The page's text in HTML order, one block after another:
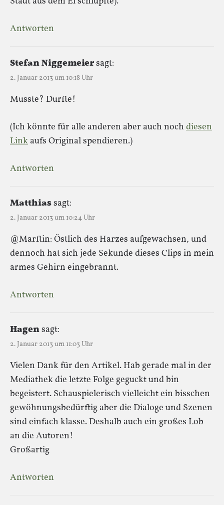
Antworten
Stefan Niggemeiersagt:
2. Januar 2013 um 10:18 Uhr
Musste? Durfte!
(Ich könnte für alle anderen aber auch noch diesen
Link aufs Original spendieren.)
Antworten
Matthiassagt:
2. Januar 2013 um 10:24 Uhr
@Marftin: Östlich des Harzes aufgewachsen, und
dennoch hat sich jede Sekunde dieses Clips in mein
armes Gehirn eingebrannt.
Antworten
Hagensagt:
2. Januar 2013 um 11:03 Uhr
Vielen Dank für den Artikel. Hab gerade mal in der
Mediathek die letzte Folge geguckt und bin
begeistert. Schauspielerisch vielleicht ein bisschen
gewöhnungsbedürftig aber die Dialoge und Szenen
sind einfach klasse. Deshalb auch ein großes Lob
an die Autoren!
Großartig
Antworten